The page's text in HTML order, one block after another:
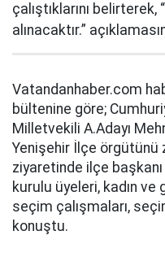
çalıştıklarını
alınacaktır.”
Vatandanhaber.com
bültenine göre;
Milletvekili A.Adayı
Yenişehir İlçe örgütünü
ziyaretinde ilçe
kurulu üyeleri, kadın ve
seçim çalışmaları,
konuştu.